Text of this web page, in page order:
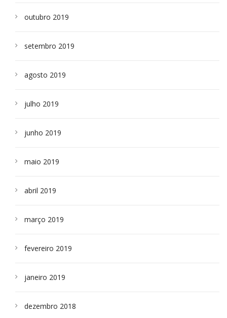
outubro 2019
setembro 2019
agosto 2019
julho 2019
junho 2019
maio 2019
abril 2019
março 2019
fevereiro 2019
janeiro 2019
dezembro 2018